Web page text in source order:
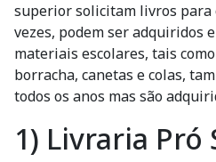
superior solicitam livros para
vezes, podem ser adquiridos
materiais escolares, tais
borracha, canetas e colas,
todos os anos mas são
1) Livraria Pró